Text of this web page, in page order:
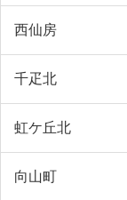
西仙房
千疋北
虹ケ丘北
向山町